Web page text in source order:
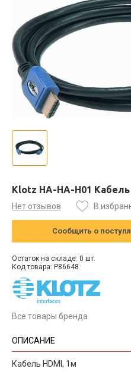
Klotz HA-HA-H01 Кабель
Нет отзывов В
Сообщить о
Остаток на складе: 0 шт.
Код товара: P86648
Все товары бренда
ОПИСАНИЕ
Кабель HDMI, 1м